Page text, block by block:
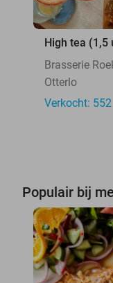
High tea
Brasserie
Otterlo
Verkocht: 552
Populair bij